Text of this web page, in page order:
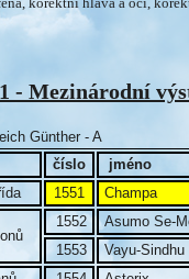
- Mezinárodní
Günther - A
číslo jméno
1551 Champa
1552
Asumo Se-
1553
Vayu-Sindhu